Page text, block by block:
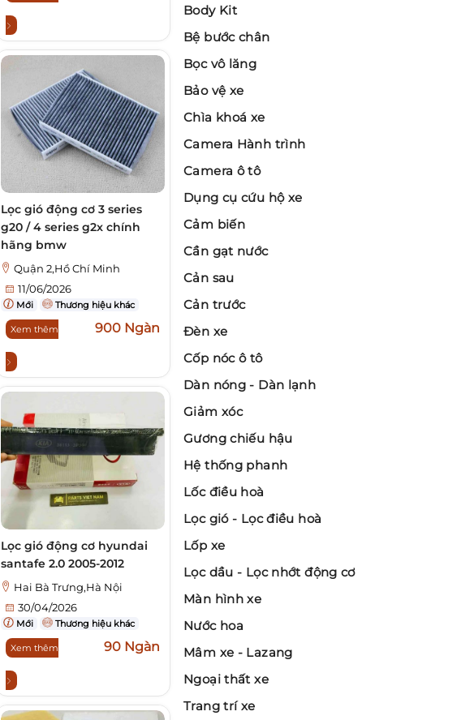
Lọc gió động cơ 3 series
g20 / 4 series g2x chính
hãng bmw
Quận 2,Hồ Chí Minh
11/06/2026
Mới Thương hiệu khác
Xem thêm 900 Ngàn
Lọc gió động cơ hyundai
santafe 2.0 2005-2012
Hai Bà Trưng,Hà Nội
30/04/2026
Mới Thương hiệu khác
Xem thêm 90 Ngàn
Body Kit
Bệ bước chân
Bọc vô lăng
Bảo vệ xe
Chìa khoá xe
Camera Hành trình
Camera ô tô
Dụng cụ cứu hộ xe
Cảm biến
Cần gạt nước
Cản sau
Cản trước
Đèn xe
Cốp nóc ô tô
Dàn nóng - Dàn lạnh
Giảm xóc
Gương chiếu hậu
Hệ thống phanh
Lốc điều hoà
Lọc gió - Lọc điều hoà
Lốp xe
Lọc dầu - Lọc nhớt động cơ
Màn hình xe
Nước hoa
Mâm xe - Lazang
Ngoại thất xe
Trang trí xe